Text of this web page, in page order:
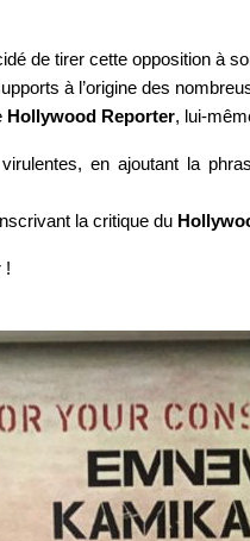
de tirer cette opposition à
à l’origine des
Hollywood Reporter, lui-
en ajoutant la
la critique du
!